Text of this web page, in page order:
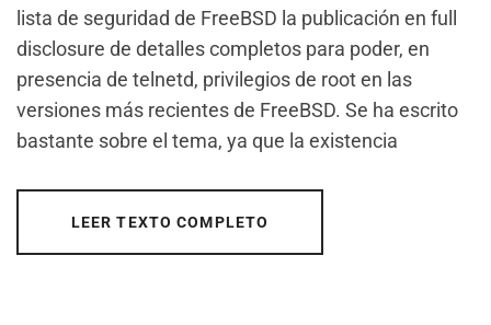
lista de seguridad de FreeBSD la publicación en full
disclosure de detalles completos para poder, en
presencia de telnetd, privilegios de root en las
versiones más recientes de FreeBSD. Se ha escrito
bastante sobre el tema, ya que la existencia
LEER TEXTO COMPLETO